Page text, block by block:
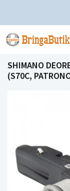
SHIMANO
(S70C,